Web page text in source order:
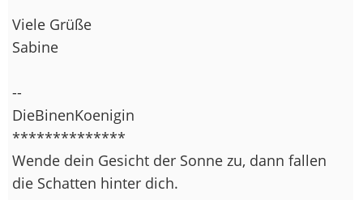
Viele Grüße
Sabine
--
DieBinenKoenigin
**************
Wende dein Gesicht der Sonne zu, dann fallen
die Schatten hinter dich.